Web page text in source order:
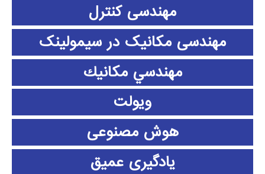
مهندسی کنترل
مهندسی مکانیک در سیمولینک
مهندسي مكانيك
ویولت
هوش مصنوعی
یادگیری عمیق